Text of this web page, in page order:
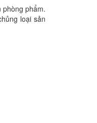
phẩm.
loại sản